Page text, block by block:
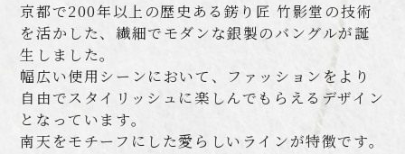
京都で200年以上の歴史ある錺り匠 竹影堂の技術
を活かした、繊細でモダンな銀製のバングルが誕
生しました。
幅広い使用シーンにおいて、ファッションをより
自由でスタイリッシュに楽しんでもらえるデザイン
となっています。
南天をモチーフにした愛らしいラインが特徴です。